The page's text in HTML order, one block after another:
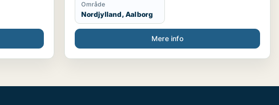
Område
Nordjylland, Aalborg
Mere info